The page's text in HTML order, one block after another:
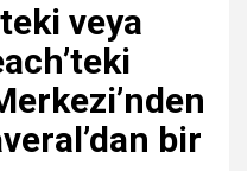
veya
bir